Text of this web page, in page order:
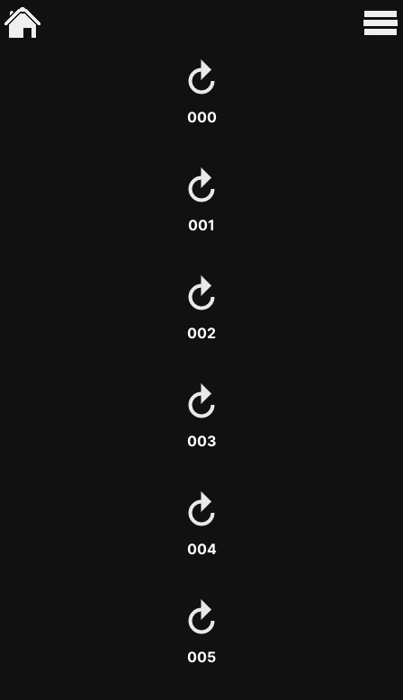
000
001
002
003
004
005